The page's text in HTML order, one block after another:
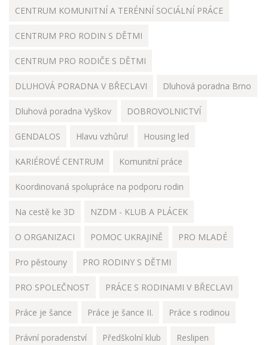
CENTRUM KOMUNITNÍ A TERÉNNÍ SOCIÁLNÍ PRÁCE
CENTRUM PRO RODIN S DĚTMI
CENTRUM PRO RODIČE S DĚTMI
DLUHOVÁ PORADNA V BŘECLAVI Dluhová poradna Brno
Dluhová poradna Vyškov DOBROVOLNICTVÍ
GENDALOS Hlavu vzhůru! Housing led
KARIÉROVÉ CENTRUM Komunitní práce
Koordinovaná spolupráce na podporu rodin
Na cestě ke 3D NZDM - KLUB A PLÁCEK
O ORGANIZACI POMOC UKRAJINĚ PRO MLADÉ
Pro pěstouny PRO RODINY S DĚTMI
PRO SPOLEČNOST PRÁCE S RODINAMI V BŘECLAVI
Práce je šance Práce je šance II. Práce s rodinou
Právní poradenství Předškolní klub Reslipen